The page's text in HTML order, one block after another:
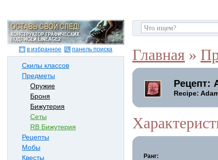
в избранное панель поиска
Скилы классов
Предметы
Оружие
Броня
Бижутерия
Сеты
RB Бижутерия
Рецепты
Мобы
Квесты
Главная »
Рецепт:
Recipe:
Ранг: